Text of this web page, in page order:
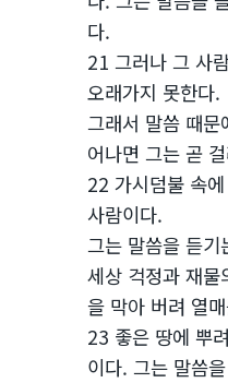
다.
21 그러나 그 사
오래가지 못한다.
그래서 말씀 때문
어나면 그는 곧
22 가시덤불 속
사람이다.
그는 말씀을 듣기
세상 걱정과 재
을 막아 버려 열
23 좋은 땅에 뿌
이다. 그는 말씀